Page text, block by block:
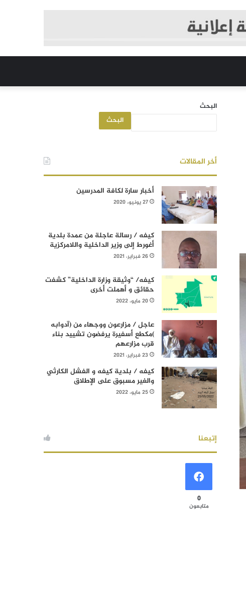
البحث
البحث
أخر المقالات
أخبار سارة لكافة المدرسين
27 يونيو، 2020
كيفه / رسالة عاجلة من عمدة بلدية
أغورط إلى وزير الداخلية واللامركزية
26 فبراير، 2021
كيفه/ “وثيقة وزارة الداخلية” كشفت
حقائق و أهملت أخرى
20 مايو، 2022
عاجل / مزارعون ووجهاء من (آدوابه
)مكطع أسفيرة يرفضون تشييد بناء
قرب مزارعهم
23 فبراير، 2021
كيفه / بلدية كيفه و الفشل الكارثي
والغير مسبوق على الإطلاق
25 مايو، 2022
إتبعنا
0
متابعون